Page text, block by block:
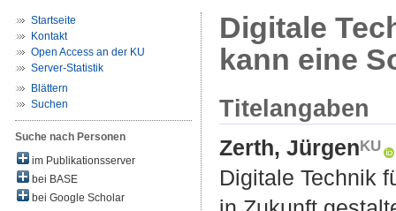
Startseite
Kontakt
Open Access an der KU
Server-Statistik
Blättern
Suchen
Suche nach Personen
im Publikationsserver
bei BASE
bei Google Scholar
Digitale
kann eine
Titelangaben
Zerth, Jürgen
Digitale Technik